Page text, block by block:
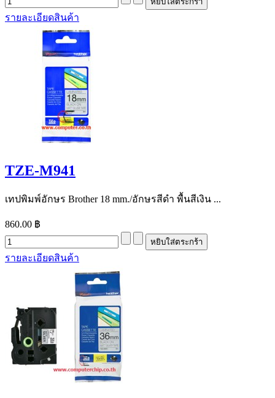
รายละเอียดสินค้า
TZE-M941
เทปพิมพ์อักษร Brother 18 mm./อักษรสีดำ พื้นสีเงิน ...
860.00 ฿
รายละเอียดสินค้า